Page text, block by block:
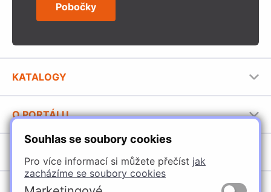
Souhlas se soubory cookies
Pro více informací si můžete přečíst jak
zacházíme se soubory cookies
Pobočky
KATALOGY
Stavební katalog Häfele
Brožury Häfele
O PORTÁLU
Provozovatel portálu
Jak používat portál
Úchytky
POBOČKY